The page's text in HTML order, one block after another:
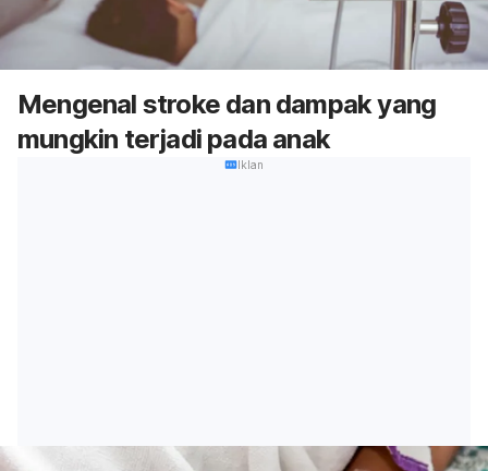
Mengenal stroke dan dampak yang
mungkin terjadi pada anak
Iklan